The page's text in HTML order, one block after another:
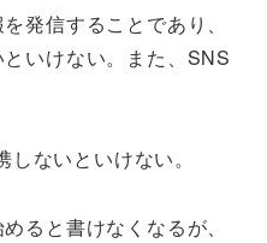
発信することであり、
いけない。また、SNS
ないといけない。
ると書けなくなるが、